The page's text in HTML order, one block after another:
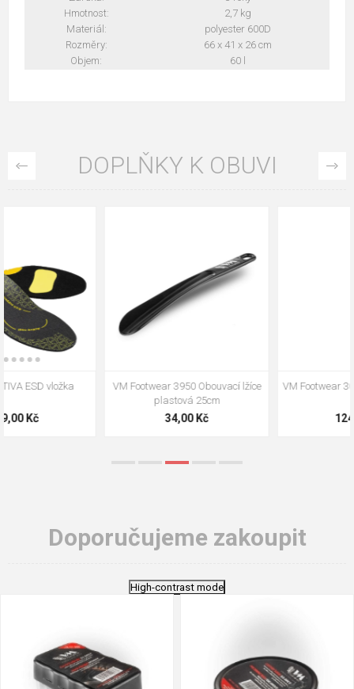
Hmotnost:
2,7 kg
Materiál:
polyester 600D
Rozměry:
66 x 41 x 26 cm
Objem:
60 l
DOPLŇKY K OBUVI
VM Footwear 3009 Vkládací stélka
VM Footwear 3102 Tkaničky
Doporučujeme zakoupit
High-contrast mode